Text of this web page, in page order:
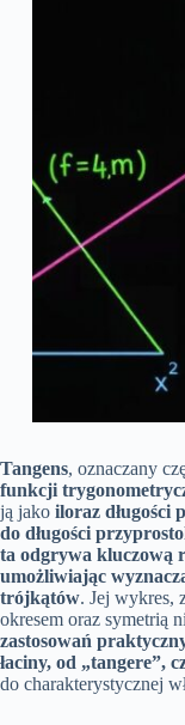
Tangens, oznaczany
funkcji
ją jako iloraz długości
do długości
ta odgrywa kluczową
umożliwiając
trójkątów. Jej wykres,
okresem oraz symetrią
zastosowań
łaciny, od „tangere”,
do charakterystycznej